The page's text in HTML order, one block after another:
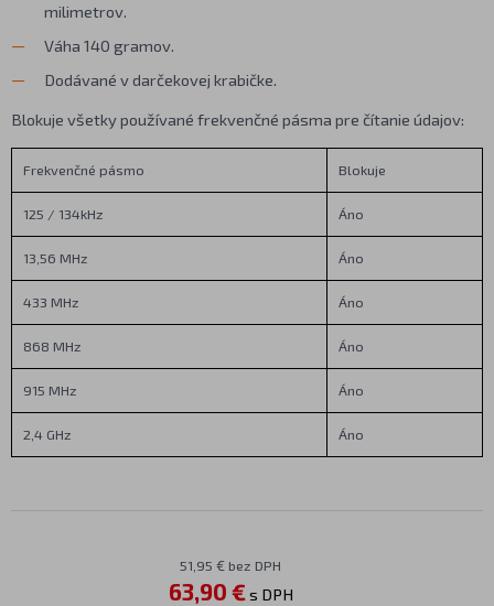
milimetrov.
Váha 140 gramov.
Dodávané v darčekovej krabičke.
Blokuje všetky používané frekvenčné pásma pre čítanie údajov:
Frekvenčné pásmo Blokuje
125 / 134kHz Áno
13,56 MHz Áno
433 MHz Áno
868 MHz Áno
915 MHz Áno
2,4 GHz Áno
51,95 € bez DPH
63,90 €s DPH